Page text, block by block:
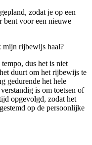
zodat je op een
bent voor een nieuwe
mijn rijbewijs haal?
dus het is niet
duurt om het rijbewijs te
gedurende het hele
is om toetsen of
opgevolgd, zodat het
op de persoonlijke